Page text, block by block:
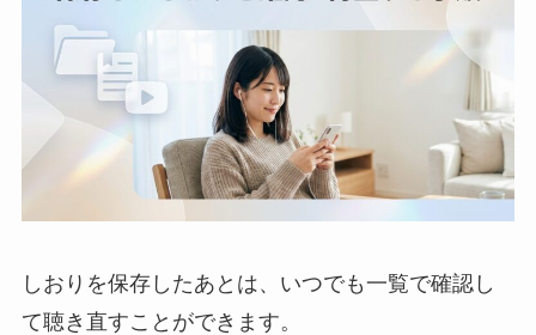
しおりを保存したあとは、いつでも一覧で確認し
て聴き直すことができます。